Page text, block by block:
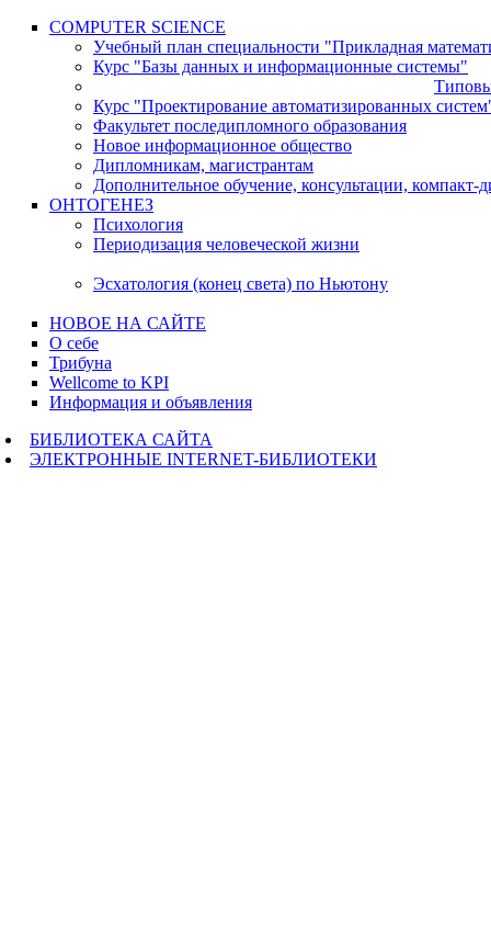
COMPUTER SCIENCE
Учебный план специальности "Прикладная
Курс "Базы данных и информационные системы"
Курс "Проектирование автоматизированных
Факультет последипломного образования
Новое информационное общество
Дипломникам, магистрантам
Дополнительное обучение, консультации, компакт-
ОНТОГЕНЕЗ
Психология
Периодизация человеческой жизни
Эсхатология (конец света) по Ньютону
НОВОЕ НА САЙТЕ
О себе
Трибуна
Wellcome to KPI
Информация и объявления
БИБЛИОТЕКА САЙТА
ЭЛЕКТРОННЫЕ INTERNET-БИБЛИОТЕКИ